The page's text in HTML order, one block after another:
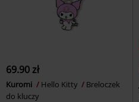
69.90 zł
Kuromi Hello Kitty
Breloczek
do kluczy